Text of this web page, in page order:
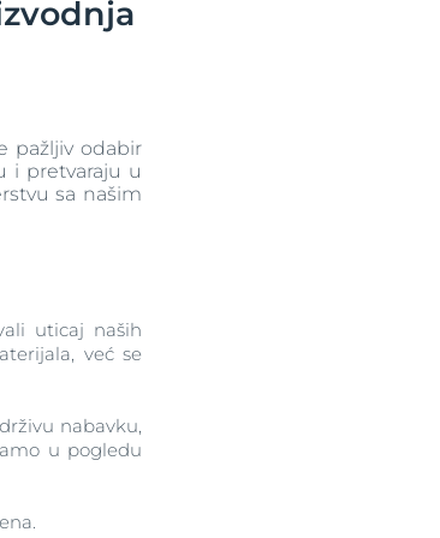
pažljiv odabir
i pretvaraju u
sa našim
uticaj naših
već se
nabavku,
u pogledu